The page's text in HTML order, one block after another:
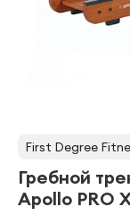
First Degree
Гребной
Apollo PRO